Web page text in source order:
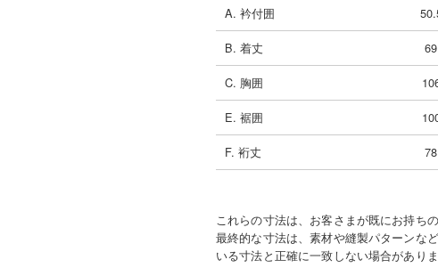
A. 衿付囲
B. 着丈 69
C. 胸囲
E. 裾囲
F. 裄丈 78
これらの寸法は、お客さまが既にお持ち
最終的な寸法は、素材や縫製パターンな
いる寸法と正確に一致しない場合がありま